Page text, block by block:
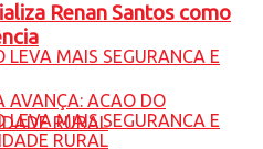
Renan Santos como